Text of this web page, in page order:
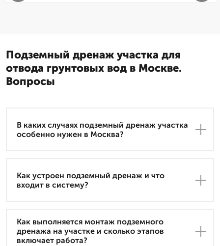
Подземный дренаж участка для
отвода грунтовых вод в Москве.
Вопросы
В каких случаях подземный дренаж участка
особенно нужен в Москва?
Как устроен подземный дренаж и что
входит в систему?
Как выполняется монтаж подземного
дренажа на участке и сколько этапов
включает работа?